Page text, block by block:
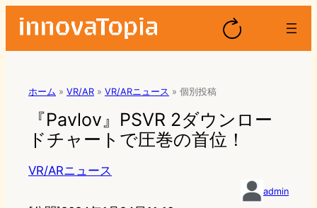
ホーム » VR/AR » VR/ARニュース » 個別投稿
『Pavlov』PSVR 2ダウンロー
ドチャートで圧巻の首位！
VR/ARニュース
admin